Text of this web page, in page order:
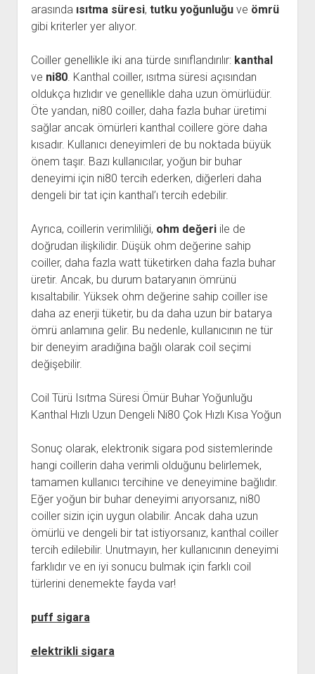
arasında ısıtma süresi, tutku yoğunluğuve ömrü
gibi kriterler yer alıyor.
Coiller genellikle iki ana türde sınıflandırılır: kanthal
ve ni80. Kanthal coiller, ısıtma süresi açısından
oldukça hızlıdır ve genellikle daha uzun ömürlüdür.
Öte yandan, ni80 coiller, daha fazla buhar üretimi
sağlar ancak ömürleri kanthal coillere göre daha
kısadır. Kullanıcı deneyimleri de bu noktada büyük
önem taşır. Bazı kullanıcılar, yoğun bir buhar
deneyimi için ni80 tercih ederken, diğerleri daha
dengeli bir tat için kanthal’ı tercih edebilir.
Ayrıca, coillerin verimliliği, ohm değeriile de
doğrudan ilişkilidir. Düşük ohm değerine sahip
coiller, daha fazla watt tüketirken daha fazla buhar
üretir. Ancak, bu durum bataryanın ömrünü
kısaltabilir. Yüksek ohm değerine sahip coiller ise
daha az enerji tüketir, bu da daha uzun bir batarya
ömrü anlamına gelir. Bu nedenle, kullanıcının ne tür
bir deneyim aradığına bağlı olarak coil seçimi
değişebilir.
Coil Türü Isıtma Süresi Ömür Buhar Yoğunluğu
Kanthal Hızlı Uzun Dengeli Ni80 Çok Hızlı Kısa Yoğun
Sonuç olarak, elektronik sigara pod sistemlerinde
hangi coillerin daha verimli olduğunu belirlemek,
tamamen kullanıcı tercihine ve deneyimine bağlıdır.
Eğer yoğun bir buhar deneyimi arıyorsanız, ni80
coiller sizin için uygun olabilir. Ancak daha uzun
ömürlü ve dengeli bir tat istiyorsanız, kanthal coiller
tercih edilebilir. Unutmayın, her kullanıcının deneyimi
farklıdır ve en iyi sonucu bulmak için farklı coil
türlerini denemekte fayda var!
puff sigara
elektrikli sigara